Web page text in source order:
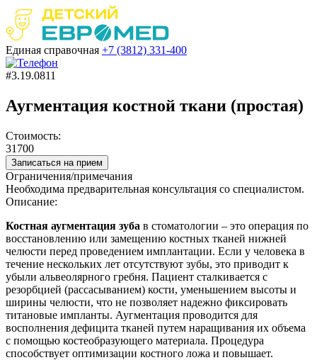
Единая справочная +7 (3812) 331-400
#3.19.0811
Аугментация костной ткани (простая)
Стоимость:
31700
Записаться на прием
Ограничения/примечания
Необходима предварительная консультация со специалистом.
Описание:
Костная аугментация зуба в стоматологии – это операция по
восстановлению или замещению костных тканей нижней
челюсти перед проведением имплантации. Если у человека в
течение нескольких лет отсутствуют зубы, это приводит к
убыли альвеолярного гребня. Пациент сталкивается с
резорбцией (рассасыванием) кости, уменьшением высоты и
ширины челюсти, что не позволяет надежно фиксировать
титановые импланты. Аугментация проводится для
восполнения дефицита тканей путем наращивания их объема
с помощью костеобразующего материала. Процедура
способствует оптимизации костного ложа и повышает.